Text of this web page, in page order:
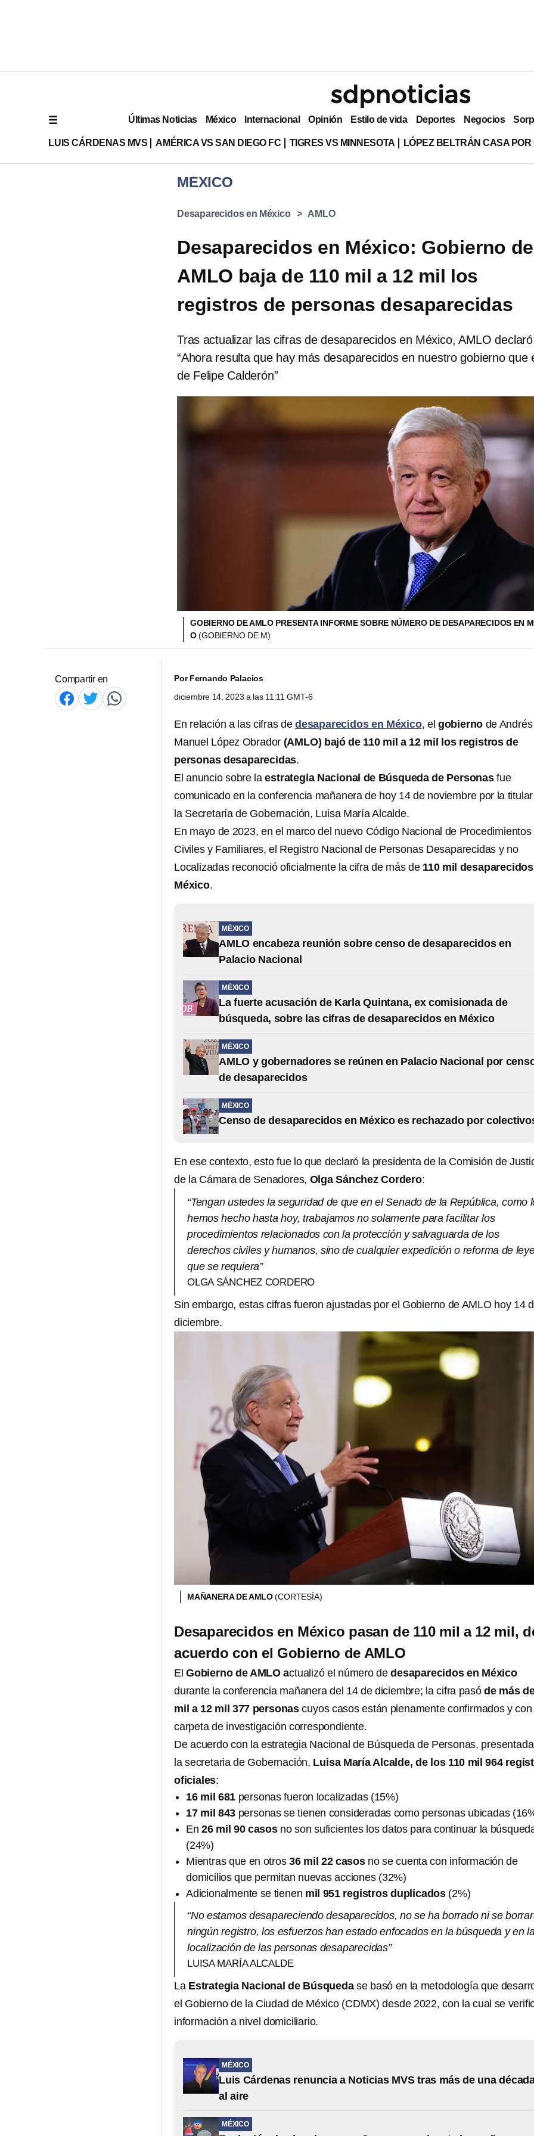
Últimas Noticias México Internacional Opinión Estilo de vida Deportes Negocios
LUIS CÁRDENAS MVS AMÉRICA VS SAN DIEGO FC TIGRES VS MINNESOTA LÓPEZ BELTRÁN CASA
MÉXICO
Desaparecidos en México AMLO
Desaparecidos en México: Gobierno de
AMLO baja de 110 mil a 12 mil los
registros de personas desaparecidas
Tras actualizar las cifras de desaparecidos en México, AMLO
“Ahora resulta que hay más desaparecidos en nuestro gobierno que
de Felipe Calderón”
GOBIERNO DE AMLO PRESENTA INFORME SOBRE NÚMERO DE DESAPARECIDOS EN
O(GOBIERNO DE M)
Compartir en PorFernando Palacios
diciembre 14, 2023 a las 11:11 GMT-6
En relación a las cifras de desaparecidos en México, el gobierno de Andrés
Manuel López Obrador (AMLO) bajó de 110 mil a 12 mil los registros de
personas desaparecidas.
El anuncio sobre laestrategia Nacional de Búsqueda de Personasfue
comunicado en la conferencia mañanera de hoy 14 de noviembre por la
la Secretaría de Gobernación, Luisa María Alcalde.
En mayo de 2023, en el marco del nuevo Código Nacional de Procedimientos
Civiles y Familiares, el Registro Nacional de Personas Desaparecidas y no
Localizadas reconoció oficialmente la cifra de más de 110 mil
México.
MÉXICO
AMLO encabeza reunión sobre censo de desaparecidos en
Palacio Nacional
MÉXICO
La fuerte acusación de Karla Quintana, ex comisionada de
búsqueda, sobre las cifras de desaparecidos en México
MÉXICO
AMLO y gobernadores se reúnen en Palacio Nacional por
de desaparecidos
MÉXICO
Censo de desaparecidos en México es rechazado por
En ese contexto, esto fue lo que declaró la presidenta de la Comisión de
de la Cámara de Senadores, Olga Sánchez Cordero:
“Tengan ustedes la seguridad de que en el Senado de la República, como
hemos hecho hasta hoy, trabajamos no solamente para facilitar los
procedimientos relacionados con la protección y salvaguarda de los
derechos civiles y humanos, sino de cualquier expedición o reforma de
que se requiera”
OLGA SÁNCHEZ CORDERO
Sin embargo, estas cifras fueron ajustadas por el Gobierno de AMLO hoy 14
diciembre.
MAÑANERA DE AMLO(CORTESÍA)
Desaparecidos en México pasan de 110 mil a 12 mil,
acuerdo con el Gobierno de AMLO
El Gobierno de AMLO actualizó el número dedesaparecidos en México
durante la conferencia mañanera del 14 de diciembre; la cifra pasóde más
mil a 12 mil 377 personascuyos casos están plenamente confirmados y con
carpeta de investigación correspondiente.
De acuerdo con la estrategia Nacional de Búsqueda de Personas,
la secretaria de Gobernación, Luisa María Alcalde, de los 110 mil 964
oficiales:
16 mil 681 personas fueron localizadas (15%)
17 mil 843 personas se tienen consideradas como personas ubicadas
En 26 mil 90 casosno son suficientes los datos para continuar la
(24%)
Mientras que en otros 36 mil 22 casosno se cuenta con información de
domicilios que permitan nuevas acciones (32%)
Adicionalmente se tienen mil 951 registros duplicados (2%)
“No estamos desapareciendo desaparecidos, no se ha borrado ni se
ningún registro, los esfuerzos han estado enfocados en la búsqueda y en
localización de las personas desaparecidas”
LUISA MARÍA ALCALDE
La Estrategia Nacional de Búsqueda se basó en la metodología que
el Gobierno de la Ciudad de México (CDMX) desde 2022, con la cual se
información a nivel domiciliario.
MÉXICO
Luis Cárdenas renuncia a Noticias MVS tras más de una
al aire
MÉXICO